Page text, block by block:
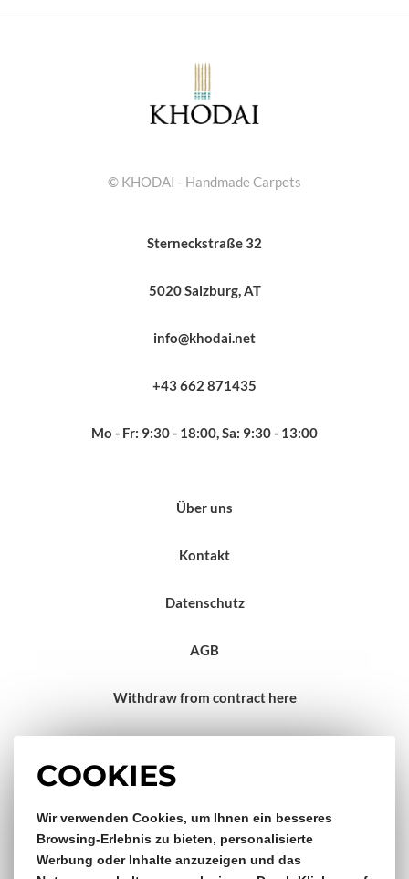
COOKIES
Wir verwenden Cookies, um Ihnen ein besseres
Browsing-Erlebnis zu bieten, personalisierte
Werbung oder Inhalte anzuzeigen und das
© KHODAI - Handmade Carpets
Sterneckstraße 32
5020 Salzburg, AT
info@khodai.net
+43 662 871435
Mo - Fr: 9:30 - 18:00, Sa: 9:30 - 13:00
Über uns
Kontakt
Datenschutz
AGB
Withdraw from contract here
Gratis Versand & Rückversand
ab €150,- Bestellwert